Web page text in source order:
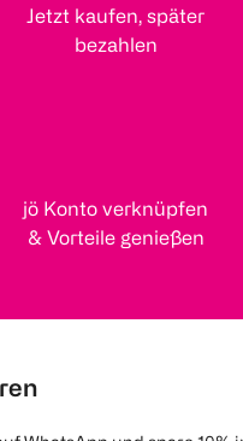
Jetzt kaufen, später
bezahlen
jö Konto verknüpfen
& Vorteile genießen